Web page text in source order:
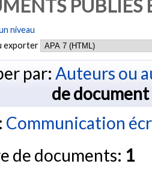
PUBLIÉS
niveau
exporter
par: Auteurs ou
de document
Communication
de documents: 1